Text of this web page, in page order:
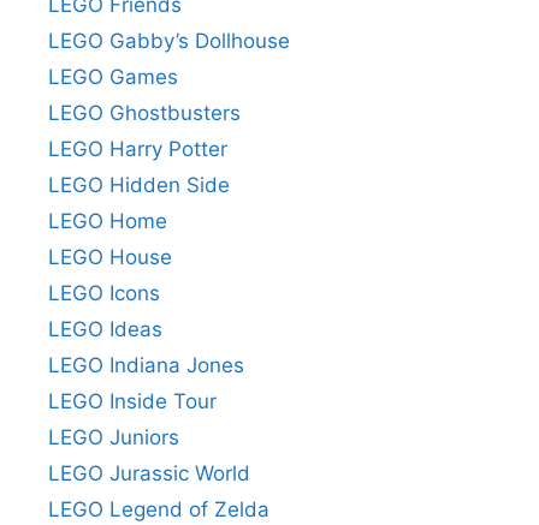
LEGO Friends
LEGO Gabby’s Dollhouse
LEGO Games
LEGO Ghostbusters
LEGO Harry Potter
LEGO Hidden Side
LEGO Home
LEGO House
LEGO Icons
LEGO Ideas
LEGO Indiana Jones
LEGO Inside Tour
LEGO Juniors
LEGO Jurassic World
LEGO Legend of Zelda